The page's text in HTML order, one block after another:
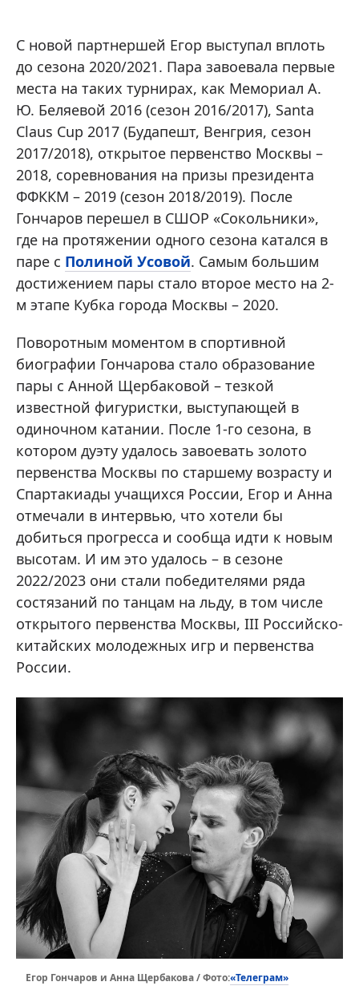
С новой партнершей Егор выступал вплоть
до сезона 2020/2021. Пара завоевала первые
места на таких турнирах, как Мемориал А.
Ю. Беляевой 2016 (сезон 2016/2017), Santa
Claus Cup 2017 (Будапешт, Венгрия, сезон
2017/2018), открытое первенство Москвы –
2018, соревнования на призы президента
ФФККМ – 2019 (сезон 2018/2019). После
Гончаров перешел в СШОР «Сокольники»,
где на протяжении одного сезона катался в
паре с Полиной Усовой. Самым большим
достижением пары стало второе место на 2-
м этапе Кубка города Москвы – 2020.
Поворотным моментом в спортивной
биографии Гончарова стало образование
пары с Анной Щербаковой – тезкой
известной фигуристки, выступающей в
одиночном катании. После 1-го сезона, в
котором дуэту удалось завоевать золото
первенства Москвы по старшему возрасту и
Спартакиады учащихся России, Егор и Анна
отмечали в интервью, что хотели бы
добиться прогресса и сообща идти к новым
высотам. И им это удалось – в сезоне
2022/2023 они стали победителями ряда
состязаний по танцам на льду, в том числе
открытого первенства Москвы, III Российско-
китайских молодежных игр и первенства
России.
Егор Гончаров и Анна Щербакова / Фото:«Телеграм»